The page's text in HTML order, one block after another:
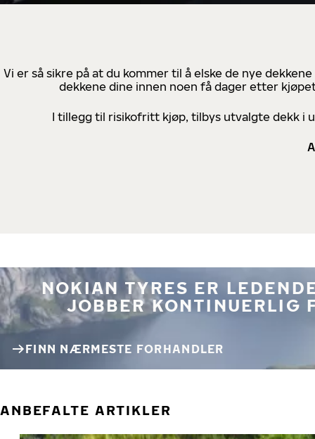
Vi er så sikre på at du kommer til å elske de nye
dekkene dine innen noen få dager etter
I tillegg til risikofritt kjøp, tilbys utvalgte dekk i
NOKIAN TYRES ER
JOBBER KONTINUERLIG
FINN NÆRMESTE FORHANDLER
ANBEFALTE ARTIKLER